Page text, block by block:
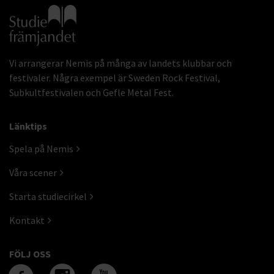
Gå till studiefrämjandets startsida
Vi arrangerar Nemis på många av landets klubbar och
festivaler. Några exempel är Sweden Rock Festival,
Subkultfestivalen och Gefle Metal Fest.
Länktips
Spela på Nemis
Våra scener
Starta studiecirkel
Kontakt
FÖLJ OSS